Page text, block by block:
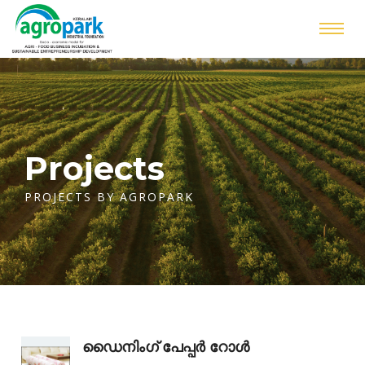
Projects
PROJECTS BY AGROPARK
ഡൈനിംഗ് പേപ്പർ റോൾ